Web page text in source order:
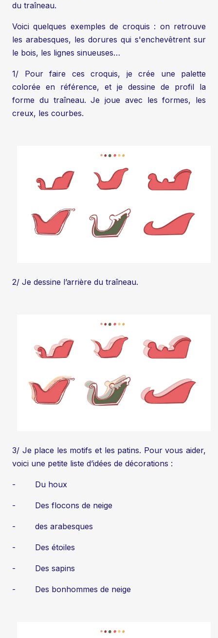
du traîneau.
Voici quelques exemples de croquis : on retrouve
les arabesques, les dorures qui s'enchevêtrent sur
le bois, les lignes sinueuses…
1/ Pour faire ces croquis, je crée une palette
colorée en référence, et je dessine de profil la
forme du traîneau. Je joue avec les formes, les
creux, les courbes.
2/ Je dessine l’arrière du traîneau.
3/ Je place les motifs et les patins. Pour vous aider,
voici une petite liste d’idées de décorations :
- Du houx
- Des flocons de neige
- des arabesques
- Des étoiles
- Des sapins
- Des bonhommes de neige